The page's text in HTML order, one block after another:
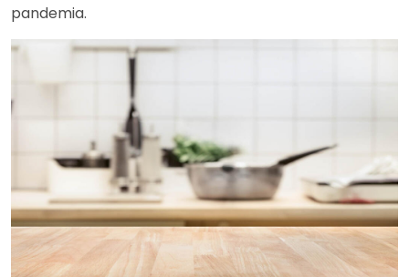
pandemia.